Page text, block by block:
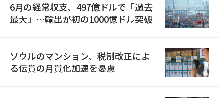
6月の経常収支、497億ドルで「過去
最大」…輸出が初の1000億ドル突破
ソウルのマンション、税制改正によ
る伝貰の月貰化加速を憂慮